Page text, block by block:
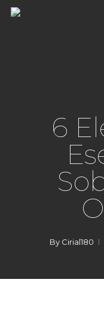
Skip
6
By Cirial180